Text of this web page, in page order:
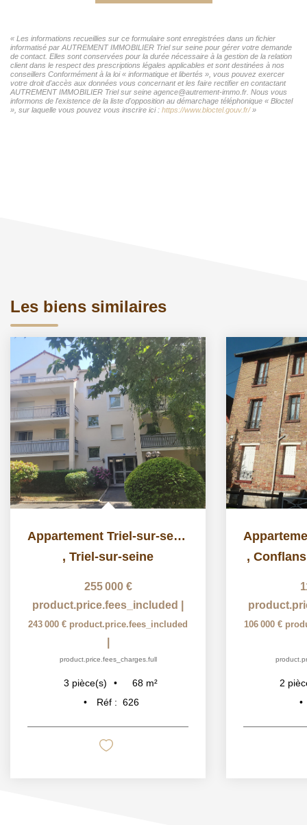
« Les informations recueillies sur ce formulaire sont enregistrées dans un fichier
informatisé par AUTREMENT IMMOBILIER Triel sur seine pour gérer votre demande
de contact. Elles sont conservées pour la durée nécessaire à la gestion de la relation
client dans le respect des prescriptions légales applicables et sont destinées à nos
conseillers Conformément à la loi « informatique et libertés », vous pouvez exercer
votre droit d'accès aux données vous concernant et les faire rectifier en contactant
AUTREMENT IMMOBILIER Triel sur seine agence@autrement-immo.fr. Nous vous
informons de l'existence de la liste d'opposition au démarchage téléphonique « Bloctel
», sur laquelle vous pouvez vous inscrire ici : https://www.bloctel.gouv.fr/»
Les biens similaires
Appartement Triel-sur-seine 3 pièce(s) 68.15 m2
, Triel-sur-seine
255 000 €
product.price.fees_included
243 000 € product.price.fees_included
product.price.fees_charges.full
3 pièce(s) 68 m²
Réf : 626
,
106 000 €
2